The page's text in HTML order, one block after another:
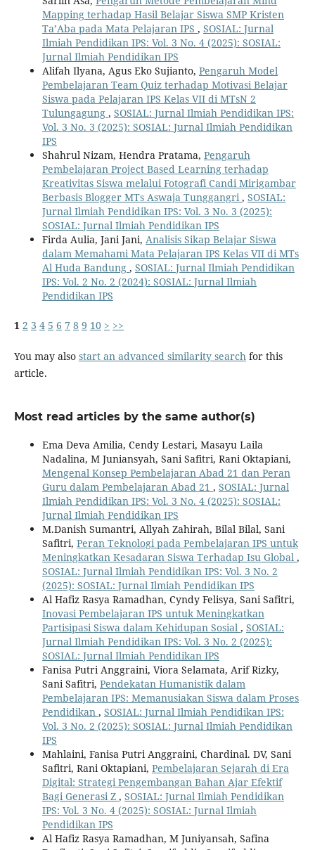
Mapping terhadap Hasil Belajar Siswa SMP Kristen
Ta’Aba pada Mata Pelajaran IPS , SOSIAL: Jurnal
Ilmiah Pendidikan IPS: Vol. 3 No. 4 (2025): SOSIAL:
Jurnal Ilmiah Pendidikan IPS
Alifah Ilyana, Agus Eko Sujianto, Pengaruh Model
Pembelajaran Team Quiz terhadap Motivasi Belajar
Siswa pada Pelajaran IPS Kelas VII di MTsN 2
Tulungagung , SOSIAL: Jurnal Ilmiah Pendidikan IPS:
Vol. 3 No. 3 (2025): SOSIAL: Jurnal Ilmiah Pendidikan
IPS
Shahrul Nizam, Hendra Pratama, Pengaruh
Pembelajaran Project Based Learning terhadap
Kreativitas Siswa melalui Fotografi Candi Mirigambar
Berbasis Blogger MTs Aswaja Tunggangri , SOSIAL:
Jurnal Ilmiah Pendidikan IPS: Vol. 3 No. 3 (2025):
SOSIAL: Jurnal Ilmiah Pendidikan IPS
Firda Aulia, Jani Jani, Analisis Sikap Belajar Siswa
dalam Memahami Mata Pelajaran IPS Kelas VII di MTs
Al Huda Bandung , SOSIAL: Jurnal Ilmiah Pendidikan
IPS: Vol. 2 No. 2 (2024): SOSIAL: Jurnal Ilmiah
Pendidikan IPS
1 2 3 4 5 6 7 8 9 10 > >>
You may also start an advanced similarity search for this
article.
Most read articles by the same author(s)
Ema Deva Amilia, Cendy Lestari, Masayu Laila
Nadalina, M Juniansyah, Sani Safitri, Rani Oktapiani,
Mengenal Konsep Pembelajaran Abad 21 dan Peran
Guru dalam Pembelajaran Abad 21 , SOSIAL: Jurnal
Ilmiah Pendidikan IPS: Vol. 3 No. 4 (2025): SOSIAL:
Jurnal Ilmiah Pendidikan IPS
M.Danish Sumantri, Allyah Zahirah, Bilal Bilal, Sani
Safitri, Peran Teknologi pada Pembelajaran IPS untuk
Meningkatkan Kesadaran Siswa Terhadap Isu Global ,
SOSIAL: Jurnal Ilmiah Pendidikan IPS: Vol. 3 No. 2
(2025): SOSIAL: Jurnal Ilmiah Pendidikan IPS
Al Hafiz Rasya Ramadhan, Cyndy Felisya, Sani Safitri,
Inovasi Pembelajaran IPS untuk Meningkatkan
Partisipasi Siswa dalam Kehidupan Sosial , SOSIAL:
Jurnal Ilmiah Pendidikan IPS: Vol. 3 No. 2 (2025):
SOSIAL: Jurnal Ilmiah Pendidikan IPS
Fanisa Putri Anggraini, Viora Selamata, Arif Rizky,
Sani Safitri, Pendekatan Humanistik dalam
Pembelajaran IPS: Memanusiakan Siswa dalam Proses
Pendidikan , SOSIAL: Jurnal Ilmiah Pendidikan IPS:
Vol. 3 No. 2 (2025): SOSIAL: Jurnal Ilmiah Pendidikan
IPS
Mahlaini, Fanisa Putri Anggraini, Chardinal. DV, Sani
Safitri, Rani Oktapiani, Pembelajaran Sejarah di Era
Digital: Strategi Pengembangan Bahan Ajar Efektif
Bagi Generasi Z , SOSIAL: Jurnal Ilmiah Pendidikan
IPS: Vol. 3 No. 4 (2025): SOSIAL: Jurnal Ilmiah
Pendidikan IPS
Al Hafiz Rasya Ramadhan, M Juniyansah, Safina